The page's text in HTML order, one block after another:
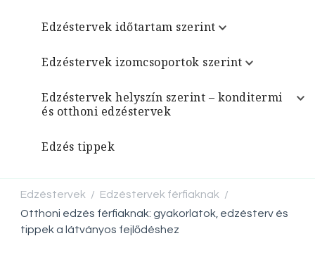
Edzéstervek időtartam szerint
Edzéstervek izomcsoportok szerint
Edzéstervek helyszín szerint – konditermi
és otthoni edzéstervek
Edzés tippek
Edzéstervek / Edzéstervek férfiaknak /
Otthoni edzés férfiaknak: gyakorlatok, edzésterv és
tippek a látványos fejlődéshez